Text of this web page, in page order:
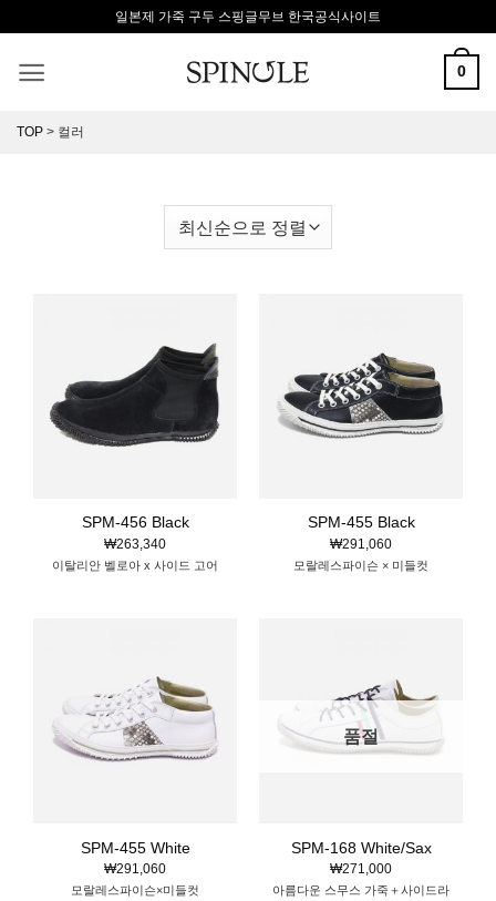
content
일본제 가죽 구두 스핑글무브 한국공식사이트
0
TOP > 컬러
SPM-456 Black
₩263,340
이탈리안 벨로아 x 사이드 고어
SPM-455 Black
₩291,060
모랄레스파이슨 × 미들컷
SPM-455 White
₩291,060
모랄레스파이슨×미들컷
품절
SPM-168 White/Sax
₩271,000
아름다운 스무스 가죽＋사이드라